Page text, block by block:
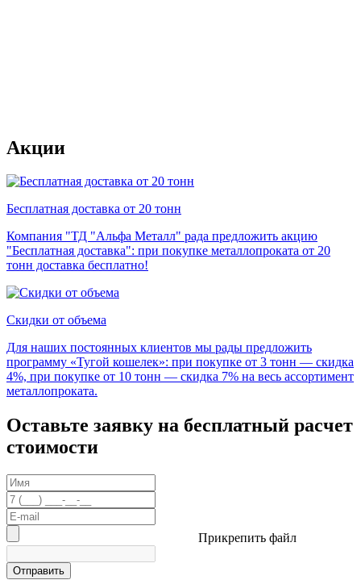
Акции
Бесплатная доставка от 20 тонн
Компания "ТД "Альфа Металл" рада предложить акцию
"Бесплатная доставка": при покупке металлопроката от 20
тонн доставка бесплатно!
Скидки от объема
Для наших постоянных клиентов мы рады предложить
программу «Тугой кошелек»: при покупке от 3 тонн — скидка
4%, при покупке от 10 тонн — скидка 7% на весь ассортимент
металлопроката.
Оставьте заявку на бесплатный расчет
стоимости
Прикрепить файл
Отправить